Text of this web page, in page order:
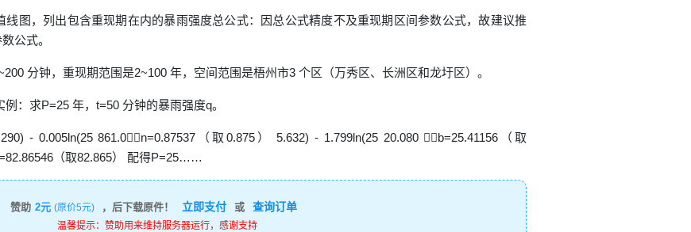
图，列出包含重现期在内的暴雨强度总公式：因总公式精度不及重现期区间参数公式，故建议推
公式。
分钟，重现期范围是2~100 年，空间范围是梧州市3 个区（万秀区、长洲区和龙圩区）。
：求P=25 年，t=50 分钟的暴雨强度q。
- 0.005ln(25 861.0n=0.87537（取0.875） 5.632) - 1.799ln(25 20.080 b=25.41156（取
（取82.865） 配得P=25……
赞助 2元 (原价5元) ，后下载原件！ 立即支付 或 查询订单
温馨提示：赞助用来维持服务器运行，感谢支持